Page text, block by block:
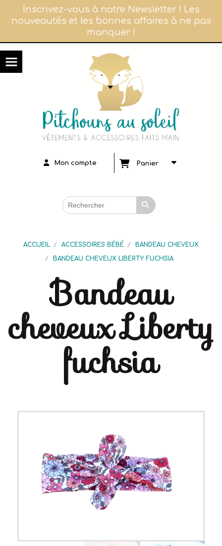
Inscrivez-vous à notre Newsletter ! Les
nouveautés et les bonnes affaires à ne pas
manquer !
Mon compte Panier
ACCUEIL ACCESSOIRES BÉBÉ
BANDEAU CHEVEUX
BANDEAU CHEVEUX LIBERTY FUCHSIA
Bandeau
cheveux Liberty
fuchsia
Panneau de gestion des cookies